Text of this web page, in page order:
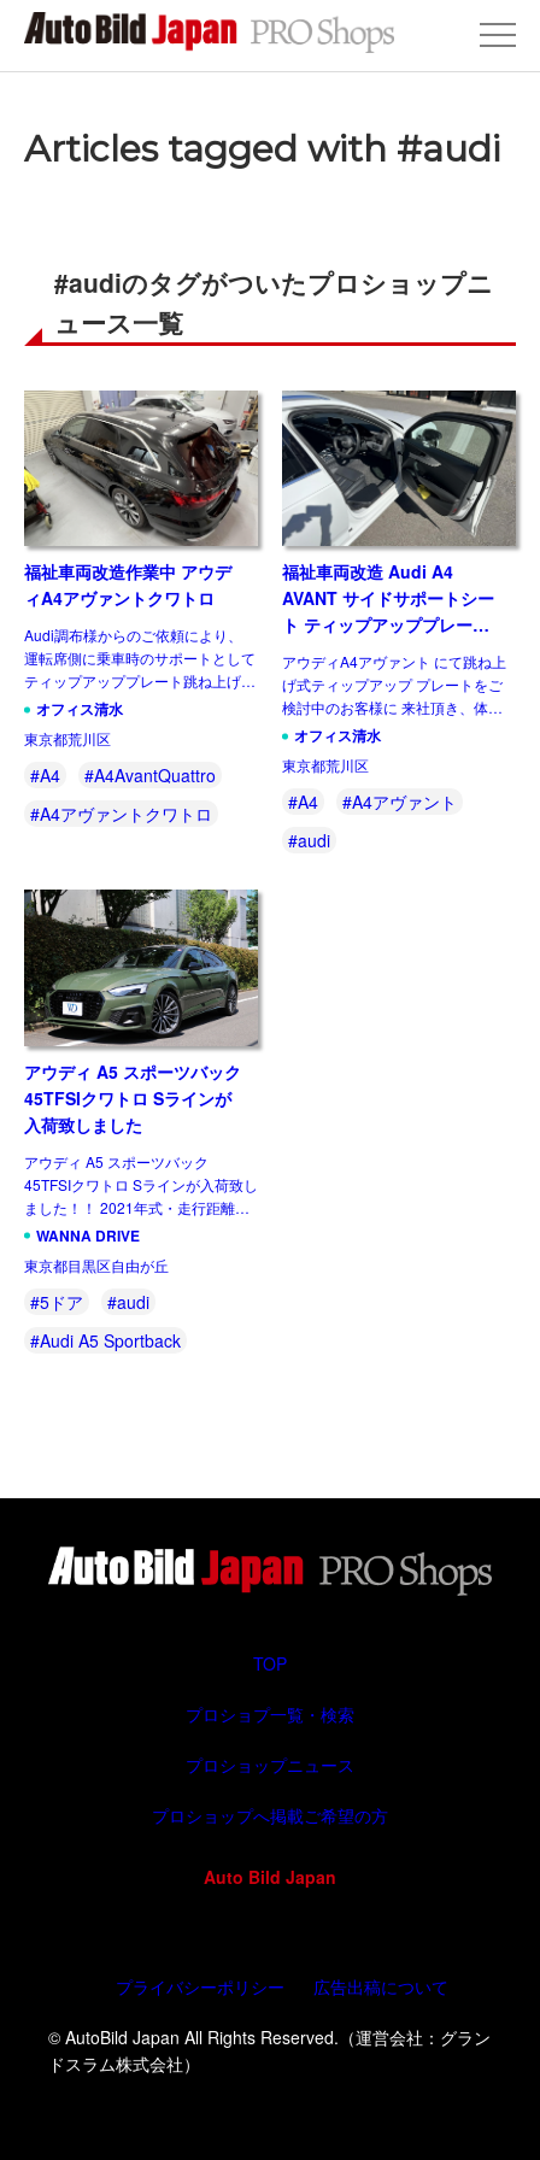
Articles tagged with #audi
#audiのタグがついたプロショップニ
ュース一覧
福祉車両改造作業中 アウデ
ィA4アヴァントクワトロ
Audi調布様からのご依頼により、
運転席側に乗車時のサポートとして
ティップアッププレート跳ね上げタ
イプの 取付を行ないます。
き、デモカーにて ティップアップ
プレートを体験頂き、 […]
オフィス清水
東京都荒川区
#A4
#A4AvantQuattro
#A4アヴァントクワトロ
福祉車両改造 Audi A4
AVANT サイドサポートシー
ト ティップアッププレート
をデモカー体験！
アウディA4アヴァント にて跳ね上
げ式ティップアップ プレートをご
検討中のお客様に 来社頂き、体験
して頂きました。 気に行って頂
て頂きます。 #オフィス清水 #跳ね
上げ式ティップアッププレ […]
オフィス清水
東京都荒川区
#A4
#A4アヴァント
#audi
アウディ A5 スポーツバック
45TFSIクワトロ Sラインが
入荷致しました
アウディ A5 スポーツバック
45TFSIクワトロ Sラインが入荷致し
ました！！ 2021年式・走行距離
15,500kmで、使用感が感じれない
装色は「ディストリクト グリーン
[…]
WANNA DRIVE
東京都目黒区自由が丘
#5ドア
#audi
#Audi A5 Sportback
TOP
プロショプ一覧・検索
プロショップニュース
プロショップへ掲載ご希望の方
Auto Bild Japan
© AutoBild Japan All Rights Reserved.（運営会社：グラン
ドスラム株式会社）
プライバシーポリシー 広告出稿について